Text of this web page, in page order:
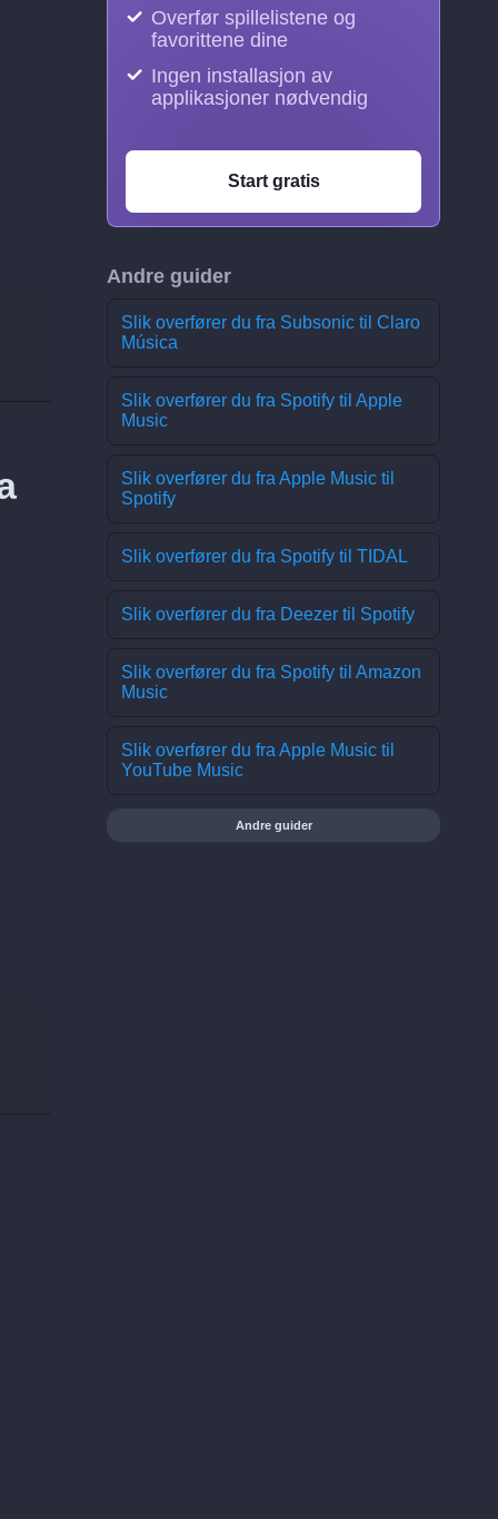
Overfør spillelistene og
favorittene dine
Ingen installasjon av
applikasjoner nødvendig
Start gratis
Andre guider
Slik overfører du fra Subsonic til Claro
Música
Slik overfører du fra Spotify til Apple
Music
Slik overfører du fra Apple Music til
Spotify
Slik overfører du fra Spotify til TIDAL
Slik overfører du fra Deezer til Spotify
Slik overfører du fra Spotify til Amazon
Music
Slik overfører du fra Apple Music til
YouTube Music
Andre guider